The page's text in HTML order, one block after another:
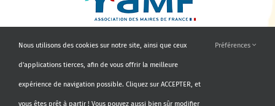
Nous utilisons des cookies sur notre site, ainsi que ceux
d'applications tierces, afin de vous offrir la meilleure
expérience de navigation possible. Cliquez sur ACCEPTER, et
vous êtes prêt à partir ! Vous pouvez aussi bien sûr modifier
Préférences